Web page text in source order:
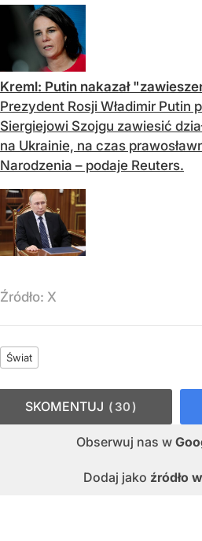
Kreml: Putin nakazał
Prezydent Rosji Władimir Putin
Siergiejowi Szojgu zawiesić
na Ukrainie, na czas
Narodzenia – podaje Reuters.
Źródło: X
Świat
Obserwuj nas w
Dodaj jako źródło
SKOMENTUJ 30